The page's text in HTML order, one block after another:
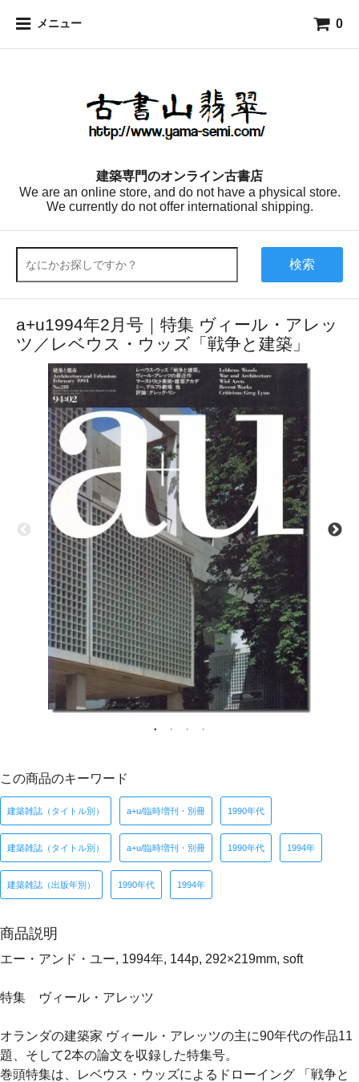
メニュー 0
建築専門のオンライン古書店
We are an online store, and do not have a physical store.
We currently do not offer international shipping.
検索
a+u1994年2月号｜特集 ヴィール・アレッ
ツ／レベウス・ウッズ「戦争と建築」
この商品のキーワード
建築雑誌（タイトル別） a+u/臨時増刊・別冊 1990年代
建築雑誌（タイトル別） a+u/臨時増刊・別冊 1990年代 1994年
建築雑誌（出版年別） 1990年代 1994年
商品説明
エー・アンド・ユー, 1994年, 144p, 292×219mm, soft
特集 ヴィール・アレッツ
オランダの建築家 ヴィール・アレッツの主に90年代の作品11
題、そして2本の論文を収録した特集号。
巻頭特集は、レベウス・ウッズによるドローイング 「戦争と